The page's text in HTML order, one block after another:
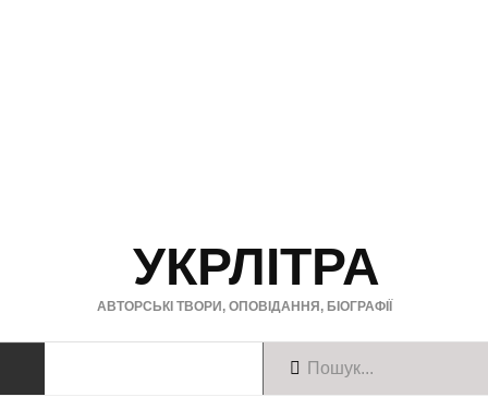
УКРЛІТРА
АВТОРСЬКІ ТВОРИ, ОПОВІДАННЯ, БІОГРАФІЇ